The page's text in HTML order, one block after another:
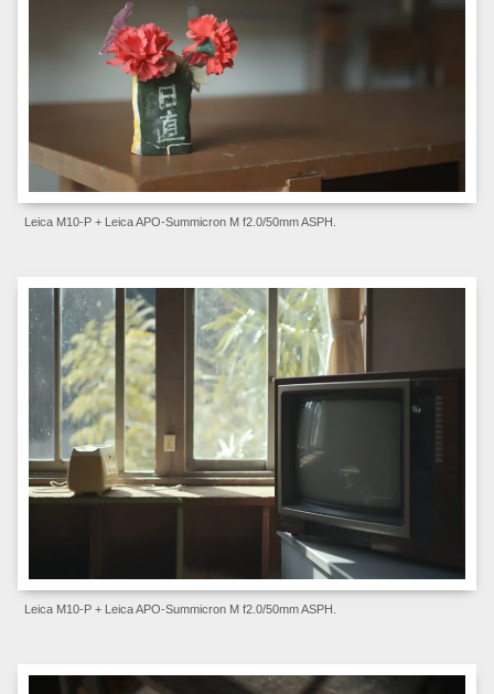
Leica M10-P + Leica APO-Summicron M f2.0/50mm ASPH.
Leica M10-P + Leica APO-Summicron M f2.0/50mm ASPH.